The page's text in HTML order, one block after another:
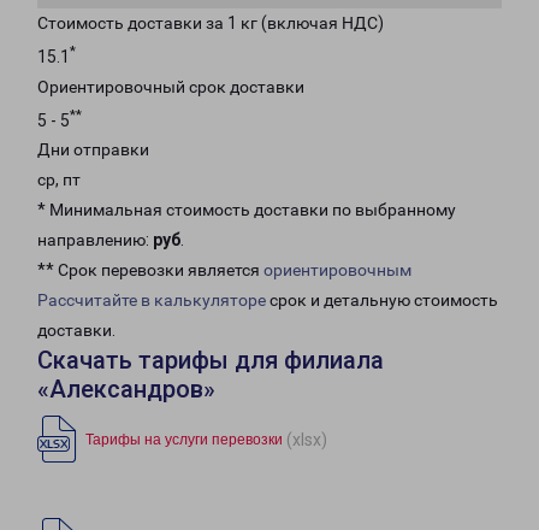
Стоимость доставки за 1 кг (включая НДС)
15.1 *
Ориентировочный срок доставки
5 - 5**
Дни отправки
ср, пт
* Минимальная стоимость доставки по выбранному
направлению: руб.
** Срок перевозки является ориентировочным
Рассчитайте в калькуляторесрок и детальную стоимость
доставки.
Скачать тарифы для филиала
«Александров»
Тарифы на услуги перевозки (xlsx)